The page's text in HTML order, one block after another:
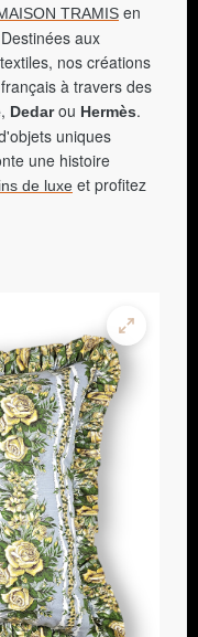
TRAMIS en
aux
nos créations
à travers des
, Dedarou Hermès.
uniques
une histoire
de luxe et profitez